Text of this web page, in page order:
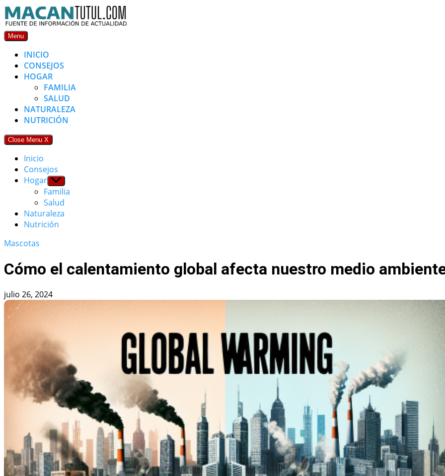
Skip
to
content
Menu
INICIO
CONSEJOS
HOGAR
FAMILIA
SALUD
NATURALEZA
NUTRICIÓN
Close Menu X
Inicio
Consejos
Hogar Show
sub
menu
Familia
Salud
Naturaleza
Nutrición
Mascotas
Cómo el calentamiento global afecta nuestro medio
julio 26, 2024